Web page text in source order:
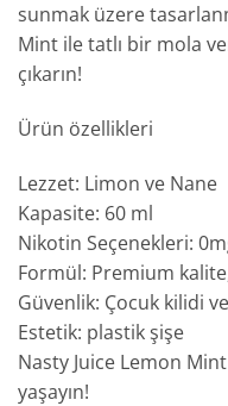
sunmak üzere
Mint ile tatlı bir mola
çıkarın!
Ürün özellikleri
Lezzet: Limon ve Nane
Kapasite: 60 ml
Nikotin Seçenekleri:
Formül: Premium
Güvenlik: Çocuk kilidi
Estetik: plastik şişe
Nasty Juice Lemon
yaşayın!